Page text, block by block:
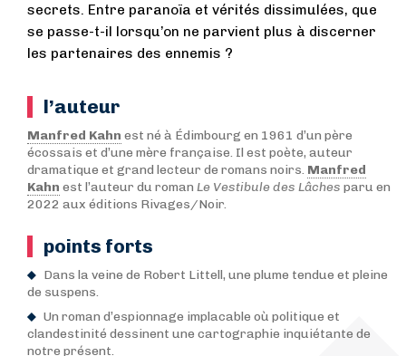
secrets. Entre paranoïa et vérités dissimulées, que
se passe-t-il lorsqu’on ne parvient plus à discerner
les partenaires des ennemis ?
l’auteur
Manfred Kahn est né à Édimbourg en 1961 d’un père
écossais et d’une mère française. Il est poète, auteur
dramatique et grand lecteur de romans noirs. Manfred
Kahn est l’auteur du roman Le Vestibule des Lâches paru en
2022 aux éditions Rivages/Noir.
points forts
Dans la veine de Robert Littell, une plume tendue et pleine
de suspens.
Un roman d’espionnage implacable où politique et
clandestinité dessinent une cartographie inquiétante de
notre présent.